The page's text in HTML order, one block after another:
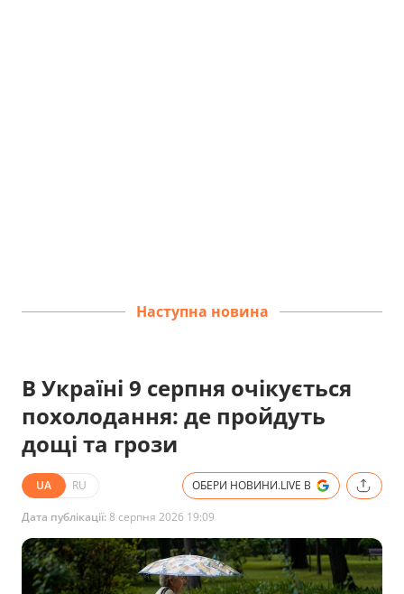
Наступна новина
В Україні 9 серпня очікується
похолодання: де пройдуть
дощі та грози
UA RU ОБЕРИ НОВИНИ.LIVE В
Дата публікації:8 серпня 2026 19:09